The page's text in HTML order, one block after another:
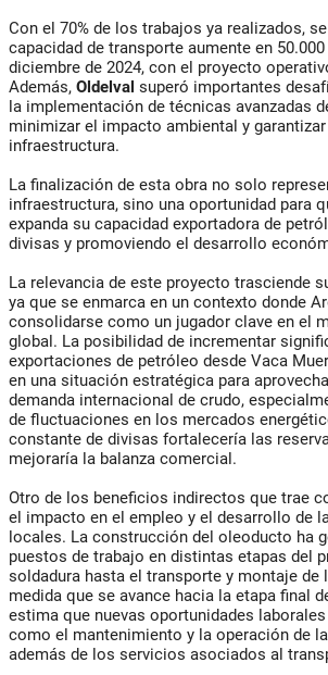
Con el 70% de los trabajos ya realizados,
capacidad de transporte aumente en
diciembre de 2024, con el proyecto
Además, Oldelval superó importantes
la implementación de técnicas avanzadas
minimizar el impacto ambiental y
infraestructura.
La finalización de esta obra no solo
infraestructura, sino una oportunidad para
expanda su capacidad exportadora de
divisas y promoviendo el desarrollo
La relevancia de este proyecto trasciende
ya que se enmarca en un contexto donde
consolidarse como un jugador clave en el
global. La posibilidad de incrementar
exportaciones de petróleo desde Vaca
en una situación estratégica para
demanda internacional de crudo,
de fluctuaciones en los mercados
constante de divisas fortalecería las
mejoraría la balanza comercial.
Otro de los beneficios indirectos que trae
el impacto en el empleo y el desarrollo de
locales. La construcción del oleoducto ha
puestos de trabajo en distintas etapas del
soldadura hasta el transporte y montaje de
medida que se avance hacia la etapa final
estima que nuevas oportunidades
como el mantenimiento y la operación de
además de los servicios asociados al